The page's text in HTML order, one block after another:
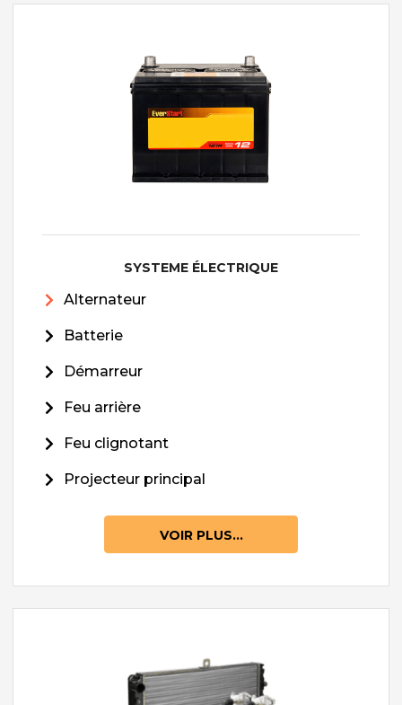
SYSTEME ÉLECTRIQUE
Alternateur
Batterie
Démarreur
Feu arrière
Feu clignotant
Projecteur principal
VOIR PLUS...